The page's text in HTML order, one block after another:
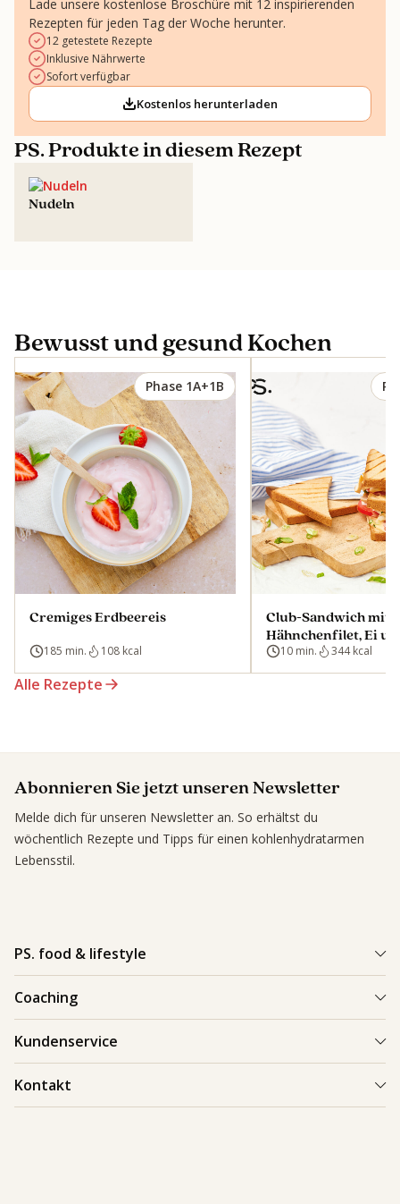
PS. Produkte in diesem Rezept
Nudeln
Lade unsere kostenlose Broschüre mit 12 inspirierenden
Rezepten für jeden Tag der Woche herunter.
12 getestete Rezepte
Inklusive Nährwerte
Sofort verfügbar
Kostenlos herunterladen
Bewusst und gesund Kochen
Phase 1A+1B
Cremiges Erdbeereis
185 min. 108 kcal
Club-Sandwich mit
Hähnchenfilet, Ei
Cocktailsoße
10 min. 344 kcal
Alle Rezepte
Abonnieren Sie jetzt unseren Newsletter
Melde dich für unseren Newsletter an. So erhältst du
wöchentlich Rezepte und Tipps für einen kohlenhydratarmen
Lebensstil.
PS. food & lifestyle
Kundenerfolge
Coaching
Blogs & Tipps
Kundenservice
Kontakt